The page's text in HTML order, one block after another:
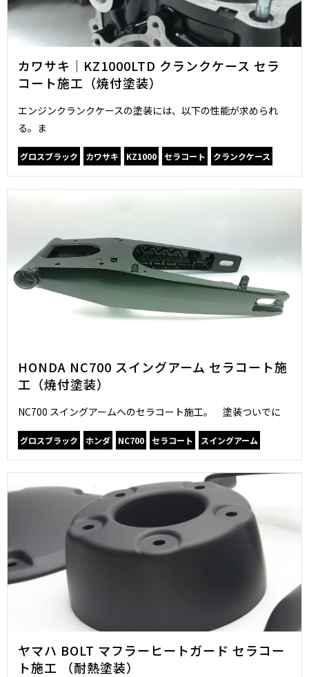
カワサキ｜KZ1000LTD クランクケース セラ
コート施工（焼付塗装）
エンジンクランクケースの塗装には、以下の性能が求められ
る。ま
グロスブラック カワサキ KZ1000 セラコート クランクケース
HONDA NC700 スイングアーム セラコート施
工（焼付塗装）
NC700 スイングアームへのセラコート施工。 塗装ついでに
グロスブラック ホンダ NC700 セラコート スイングアーム
ヤマハ BOLT マフラーヒートガード セラコー
ト施工 （耐熱塗装）